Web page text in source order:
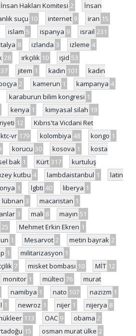
İnsan Hakları Komitesi 2
İnsan
suçu 10 internet 9 iran 15
islam 5 ispanya 9 israil 231
8 izlanda 3 izleme 4
28 ırkçılık 10 ışid 53
37 jitem 1 kadın 101
kadın
2 kamerun 1 kampanya 4
karaburun bilim kongresi 1
kenya 1 kimyasal silah 19
12
Kıbrıs'ta Vicdani Ret
vr 179 kolombiya 48 kongo 1
korucu 30 kosova 1
kosta
bak 1 Kürt 317
kurtuluş
kutbu 4 lambdaistanbul 1
latin
1 lgbti 40 liberya 1
lübnan 3 macaristan 1
3 mali 8 mayın 51
25 Mehmet Erkin Ekren 1
1 Mesarvot 2 metin bayrak 2
1 militarizasyon 1
7 misket bombası 10 MİT 12
monitor 1 mülteci 76
murat
namibya 1 nato 107 nazizm 1
1 newroz 1 nijer 1 nijerya 8
113 OAC 9 obama 2
15 osman murat ülke 2